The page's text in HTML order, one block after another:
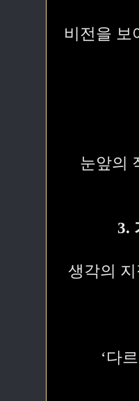
비전을 보
눈앞의
3.
생각의
‘다